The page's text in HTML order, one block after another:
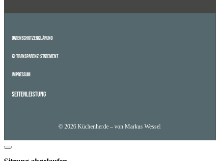
Datenschutzerklärung
KI-Transparenz-Statement
Impressum
Seitenleistung
© 2026 Küchenherde – von Markus Wessel
Dialog
schließen